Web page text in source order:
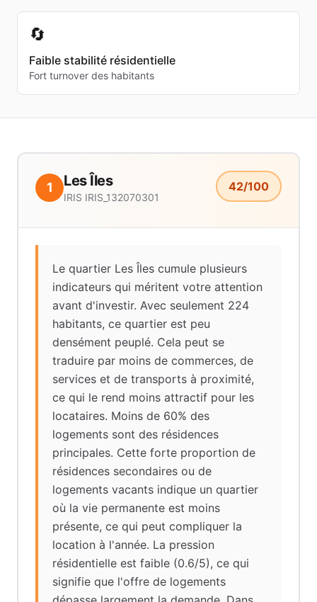
🔄
Faible stabilité résidentielle
Fort turnover des habitants
1 Les Îles
IRIS IRIS_132070301
42/100
Le quartier Les Îles cumule plusieurs
indicateurs qui méritent votre attention
avant d'investir. Avec seulement 224
habitants, ce quartier est peu
densément peuplé. Cela peut se
traduire par moins de commerces, de
services et de transports à proximité,
ce qui le rend moins attractif pour les
locataires. Moins de 60% des
logements sont des résidences
principales. Cette forte proportion de
résidences secondaires ou de
logements vacants indique un quartier
où la vie permanente est moins
présente, ce qui peut compliquer la
location à l'année. La pression
résidentielle est faible (0.6/5), ce qui
signifie que l'offre de logements